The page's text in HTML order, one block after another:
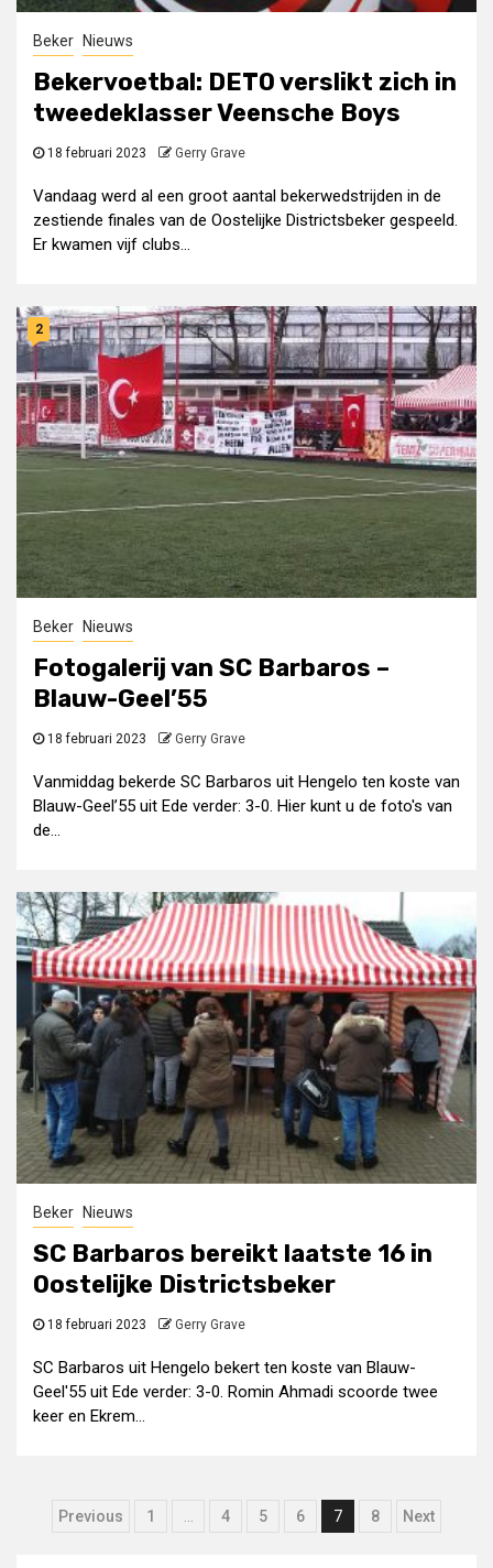
Beker Nieuws
Bekervoetbal: DETO verslikt zich in
tweedeklasser Veensche Boys
18 februari 2023 Gerry Grave
Vandaag werd al een groot aantal bekerwedstrijden in de
zestiende finales van de Oostelijke Districtsbeker gespeeld.
Er kwamen vijf clubs...
2
Beker Nieuws
Fotogalerij van SC Barbaros –
Blauw-Geel’55
18 februari 2023 Gerry Grave
Vanmiddag bekerde SC Barbaros uit Hengelo ten koste van
Blauw-Geel’55 uit Ede verder: 3-0. Hier kunt u de foto's van
de...
Beker Nieuws
SC Barbaros bereikt laatste 16 in
Oostelijke Districtsbeker
18 februari 2023 Gerry Grave
SC Barbaros uit Hengelo bekert ten koste van Blauw-
Geel'55 uit Ede verder: 3-0. Romin Ahmadi scoorde twee
keer en Ekrem...
Berichten
Previous 1 4 5 6 7 8 Next